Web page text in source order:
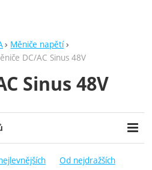
Měniče napětí
DC/AC Sinus 48V
Sinus 48V
-
Dostupnost
SklademOd nejdražších